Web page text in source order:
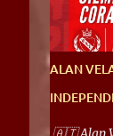
me gusta
de jugar
adapte”.
pero me
problemas
ALAN